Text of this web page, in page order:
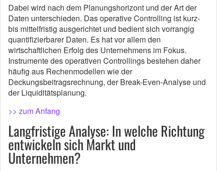
Dabei wird nach dem Planungshorizont und der Art der
Daten unterschieden. Das operative Controlling ist kurz-
bis mittelfristig ausgerichtet und bedient sich vorrangig
quantifizierbarer Daten. Es hat vor allem den
wirtschaftlichen Erfolg des Unternehmens im Fokus.
Instrumente des operativen Controllings bestehen daher
häufig aus Rechenmodellen wie der
Deckungsbeitragsrechnung, der Break-Even-Analyse und
der Liquiditätsplanung.
>> zum Anfang
Langfristige Analyse: In welche Richtung
entwickeln sich Markt und
Unternehmen?